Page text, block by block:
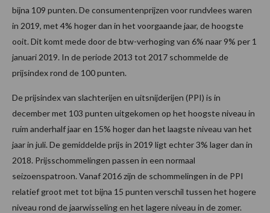
bijna 109 punten. De consumentenprijzen voor rundvlees waren
in 2019, met 4% hoger dan in het voorgaande jaar, de hoogste
ooit. Dit komt mede door de btw-verhoging van 6% naar 9% per 1
januari 2019. In de periode 2013 tot 2017 schommelde de
prijsindex rond de 100 punten.
De prijsindex van slachterijen en uitsnijderijen (PPI) is in
december met 103 punten uitgekomen op het hoogste niveau in
ruim anderhalf jaar en 15% hoger dan het laagste niveau van het
jaar in juli. De gemiddelde prijs in 2019 ligt echter 3% lager dan in
2018. Prijsschommelingen passen in een normaal
seizoenspatroon. Vanaf 2016 zijn de schommelingen in de PPI
relatief groot met tot bijna 15 punten verschil tussen het hogere
niveau rond de jaarwisseling en het lagere niveau in de zomer.